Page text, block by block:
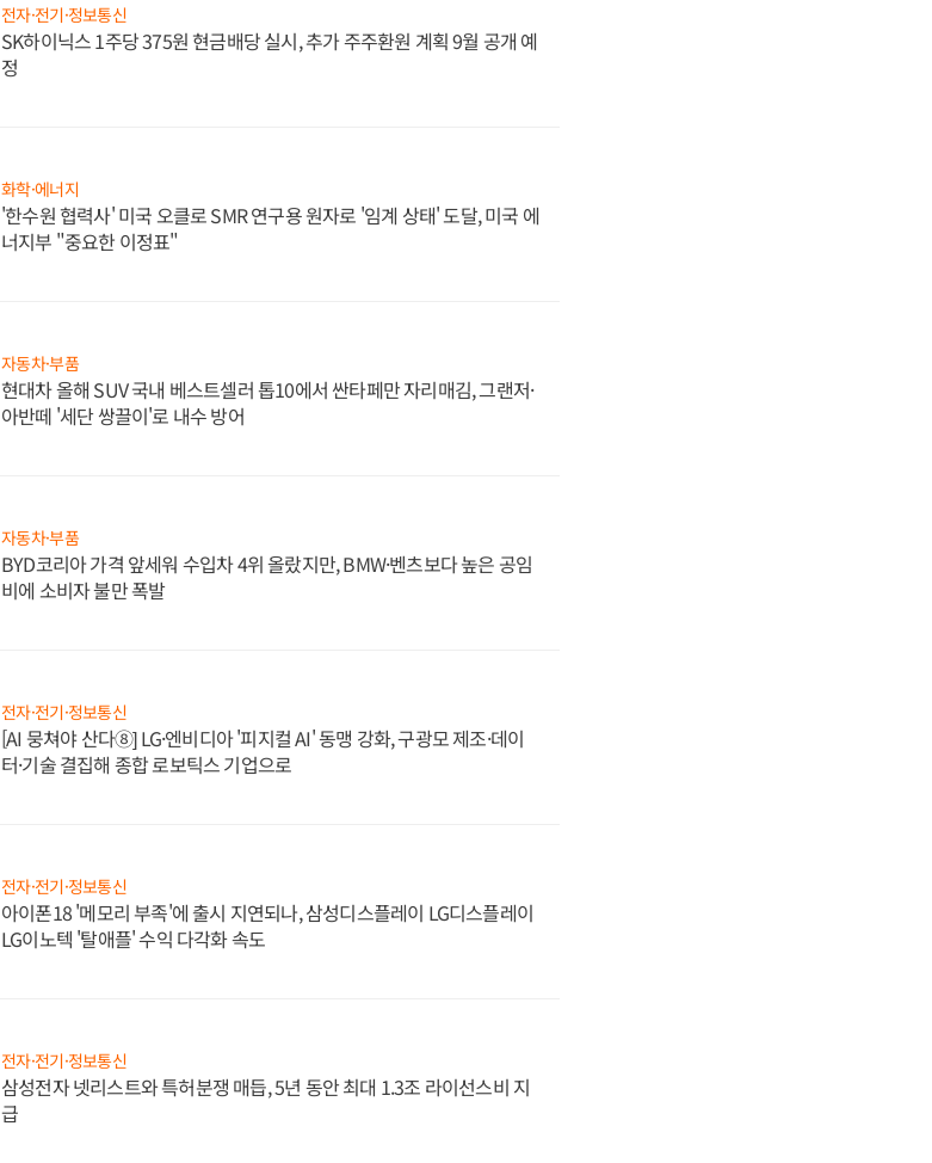
전자·전기·정보통신
SK하이닉스 1주당 375원 현금배당 실시, 추가 주주환원 계획 9월 공개 예
정
화학·에너지
'한수원 협력사' 미국 오클로 SMR 연구용 원자로 '임계 상태' 도달, 미국 에
너지부 "중요한 이정표"
자동차·부품
현대차 올해 SUV 국내 베스트셀러 톱10에서 싼타페만 자리매김, 그랜저·
아반떼 '세단 쌍끌이'로 내수 방어
자동차·부품
BYD코리아 가격 앞세워 수입차 4위 올랐지만, BMW·벤츠보다 높은 공임
비에 소비자 불만 폭발
전자·전기·정보통신
[AI 뭉쳐야 산다⑧] LG·엔비디아 '피지컬 AI' 동맹 강화, 구광모 제조·데이
터·기술 결집해 종합 로보틱스 기업으로
전자·전기·정보통신
아이폰18 '메모리 부족'에 출시 지연되나, 삼성디스플레이 LG디스플레이
LG이노텍 '탈애플' 수익 다각화 속도
전자·전기·정보통신
삼성전자 넷리스트와 특허분쟁 매듭, 5년 동안 최대 1.3조 라이선스비 지
급